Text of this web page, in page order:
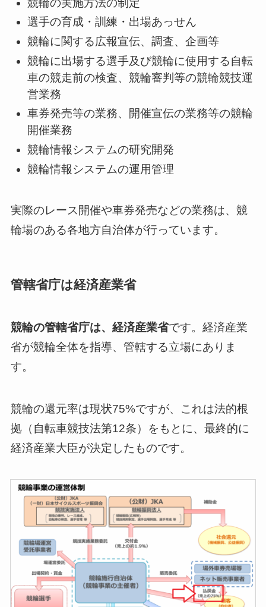
選手の育成・訓練・出場あっせん
競輪に関する広報宣伝、調査、企画等
競輪に出場する選手及び競輪に使用する自転
車の競走前の検査、競輪審判等の競輪競技運
営業務
車券発売等の業務、開催宣伝の業務等の競輪
開催業務
競輪情報システムの研究開発
競輪情報システムの運用管理
実際のレース開催や車券発売などの業務は、競
輪場のある各地方自治体が行っています。
管轄省庁は経済産業省
競輪の管轄省庁は、経済産業省です。経済産業
省が競輪全体を指導、管轄する立場にありま
す。
競輪の還元率は現状75%ですが、これは法的根
拠（自転車競技法第12条）をもとに、最終的に
経済産業大臣が決定したものです。